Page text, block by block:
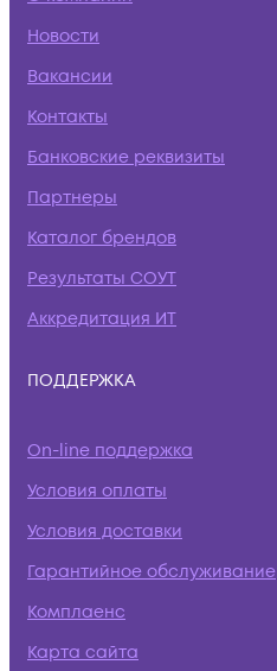
Новости
Вакансии
Контакты
Банковские реквизиты
Партнеры
Каталог брендов
Результаты СОУТ
Аккредитация ИТ
ПОДДЕРЖКА
On-line поддержка
Условия оплаты
Условия доставки
Гарантийное обслуживание
Комплаенс
Карта сайта